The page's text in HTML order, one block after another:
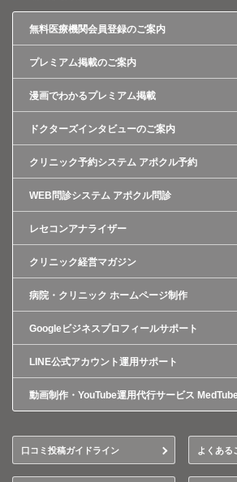
無料医療機関会員登録のご案内
プレミアム掲載のご案内
漫画でわかるプレミアム掲載
ドクターズインタビューのご案内
クリニック予約システム アポクル予約
WEB問診システム アポクル問診
レセコンアナライザー
クリニック経営マガジン
病院・クリニック ホームページ制作
Googleビジネスプロフィールサポート
LINE公式アカウント運用サポート
動画制作・YouTube運用代行サービス
口コミ投稿ガイドライン よくある